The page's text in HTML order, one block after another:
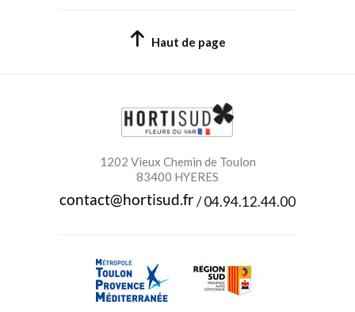
Haut de page
1202 Vieux Chemin de Toulon
83400 HYERES
/04.94.12.44.00